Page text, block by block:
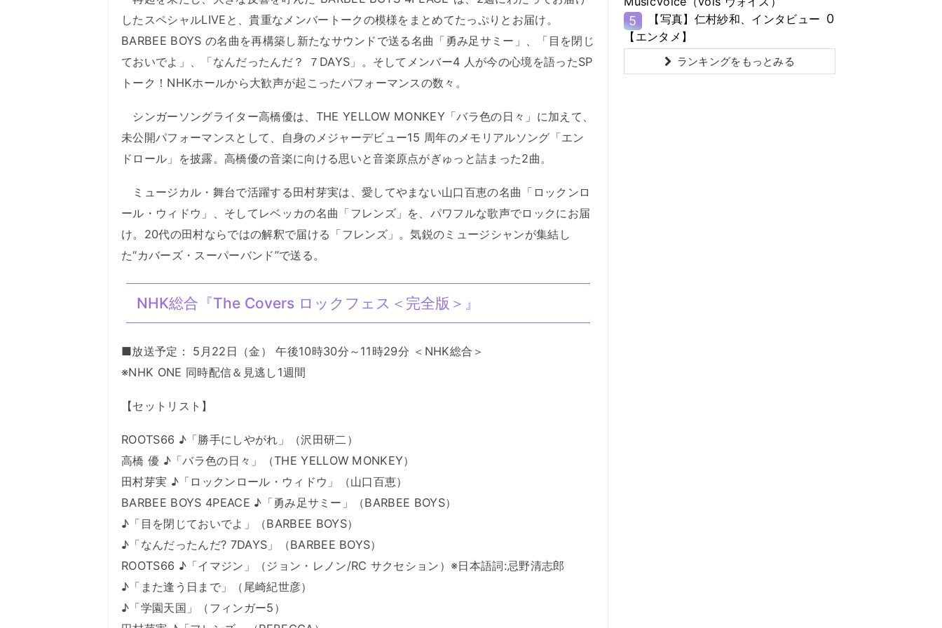
したスペシャルLIVEと、貴重なメンバートークの模様をまとめてたっぷりとお届け。
BARBEE BOYS の名曲を再構築し新たなサウンドで送る名曲「勇み足サミー」、「目を閉じ
ておいでよ」、「なんだったんだ？ ７DAYS」。そしてメンバー4 人が今の心境を語ったSP
トーク！NHKホールから大歓声が起こったパフォーマンスの数々。
シンガーソングライター高橋優は、THE YELLOW MONKEY「バラ色の日々」に加えて、
未公開パフォーマンスとして、自身のメジャーデビュー15 周年のメモリアルソング「エン
ドロール」を披露。高橋優の音楽に向ける思いと音楽原点がぎゅっと詰まった2曲。
ミュージカル・舞台で活躍する田村芽実は、愛してやまない山口百恵の名曲「ロックンロ
ール・ウィドウ」、そしてレベッカの名曲「フレンズ」を、パワフルな歌声でロックにお届
け。20代の田村ならではの解釈で届ける「フレンズ」。気鋭のミュージシャンが集結し
た“カバーズ・スーパーバンド”で送る。
NHK総合『The Covers ロックフェス＜完全版＞』
■放送予定： 5月22日（金） 午後10時30分～11時29分 ＜NHK総合＞
※NHK ONE 同時配信＆見逃し1週間
【セットリスト】
ROOTS66 ♪「勝手にしやがれ」（沢田研二）
高橋 優 ♪「バラ色の日々」（THE YELLOW MONKEY）
田村芽実 ♪「ロックンロール・ウィドウ」（山口百恵）
BARBEE BOYS 4PEACE ♪「勇み足サミー」（BARBEE BOYS）
♪「目を閉じておいでよ」（BARBEE BOYS）
♪「なんだったんだ? 7DAYS」（BARBEE BOYS）
ROOTS66 ♪「イマジン」（ジョン・レノン/RC サクセション）※日本語詞:忌野清志郎
♪「また逢う日まで」（尾崎紀世彦）
♪「学園天国」（フィンガー5）
5
【写真】仁村紗和、インタビュー
【エンタメ】
0
ランキングをもっとみる